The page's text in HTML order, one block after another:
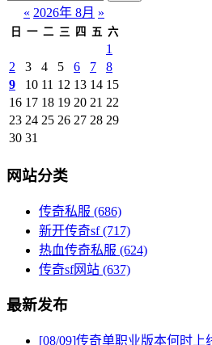
« 2026年 8月 »
日 一 二 三 四 五 六
1
2
3 4 5 6 7
8
9
10 11 12 13 14 15
16 17 18 19 20 21 22
23 24 25 26 27 28 29
30 31
网站分类
传奇私服 (686)
新开传奇sf(717)
热血传奇私服 (624)
传奇sf网站 (637)
最新发布
[08/09]传奇单职业版本何时上